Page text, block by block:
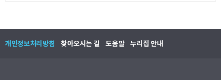
개인정보처리방침 찾아오시는 길 도움말 누리집 안내